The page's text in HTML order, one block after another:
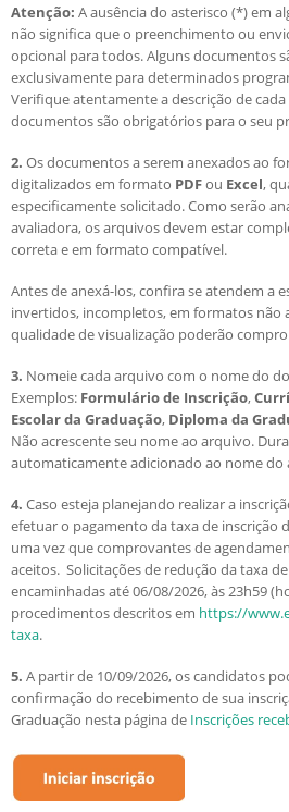
Atenção: A ausência do asterisco (*) em
não significa que o preenchimento ou
opcional para todos. Alguns documentos
exclusivamente para determinados
Verifique atentamente a descrição de
documentos são obrigatórios para o seu
2. Os documentos a serem anexados ao
digitalizados em formato PDFou Excel,
especificamente solicitado. Como serão
avaliadora, os arquivos devem estar
correta e em formato compatível.
Antes de anexá-los, confira se atendem a
invertidos, incompletos, em formatos não
qualidade de visualização poderão
3. Nomeie cada arquivo com o nome do
Exemplos: Formulário de Inscrição,
Escolar da Graduação, Diploma da
Não acrescente seu nome ao arquivo.
automaticamente adicionado ao nome do
4. Caso esteja planejando realizar a
efetuar o pagamento da taxa de inscrição
uma vez que comprovantes de
aceitos. Solicitações de redução da taxa
encaminhadas até 06/08/2026, às 23h59
procedimentos descritos em https://
taxa.
5. A partir de 10/09/2026, os candidatos
confirmação do recebimento de sua
Graduação nesta página de Inscrições